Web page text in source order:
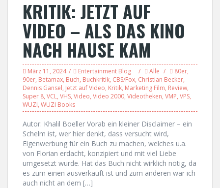
KRITIK: JETZT AUF
VIDEO – ALS DAS KINO
NACH HAUSE KAM
März 11, 2024 Entertainment Blog Alle 80er,
90er, Betamax, Buch, Buchkritik, CBS/Fox, Christian Becker,
Dennis Gansel, Jetzt auf Video, Kritik, Marketing Film, Review,
Super 8, VCL, VHS, Video, Video 2000, Videotheken, VMP, VPS,
WUZI, WUZI Books
Autor: Khalil Boeller Vorab ein kleiner Disclaimer – ein
Schelm ist, wer hier denkt, dass versucht wird,
Eigenwerbung für ein Buch zu machen, welches u.a.
von Florian erdacht, konzipiert und mit viel Liebe
umgesetzt wurde. Hat das Buch nicht wirklich nötig, da
es zum einen ausverkauft ist und zum anderen war ich
auch nicht an dem […]